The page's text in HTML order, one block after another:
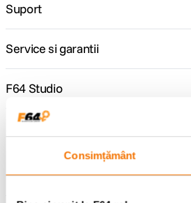
Consimțământ
Suport
Service si garantii
F64 Studio
Urmareste-ne